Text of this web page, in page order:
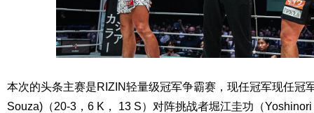
本次的头条主赛是RIZIN轻量级冠军争霸赛，现任冠军现任冠
Souza)（20-3，6 K， 13 S）对阵挑战者堀江圭功（